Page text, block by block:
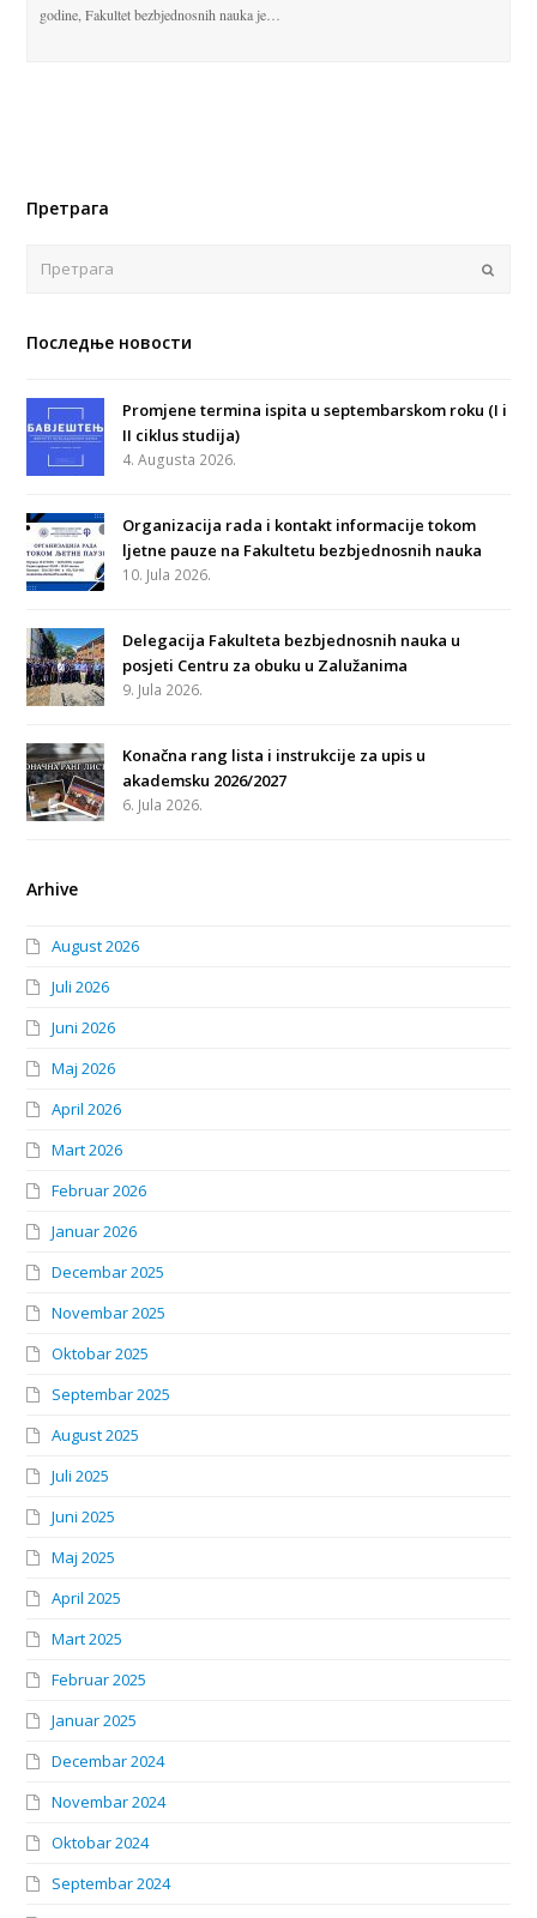
godine, Fakultet bezbjednosnih nauka je…
Претрага
Последње новости
Promjene termina ispita u septembarskom roku (I i
II ciklus studija)
4. Augusta 2026.
Organizacija rada i kontakt informacije tokom
ljetne pauze na Fakultetu bezbjednosnih nauka
10. Jula 2026.
Delegacija Fakulteta bezbjednosnih nauka u
posjeti Centru za obuku u Zalužanima
9. Jula 2026.
Konačna rang lista i instrukcije za upis u
akademsku 2026/2027
6. Jula 2026.
Arhive
August 2026
Juli 2026
Juni 2026
Maj 2026
April 2026
Mart 2026
Februar 2026
Januar 2026
Decembar 2025
Novembar 2025
Oktobar 2025
Septembar 2025
August 2025
Juli 2025
Juni 2025
Maj 2025
April 2025
Mart 2025
Februar 2025
Januar 2025
Decembar 2024
Novembar 2024
Oktobar 2024
Septembar 2024